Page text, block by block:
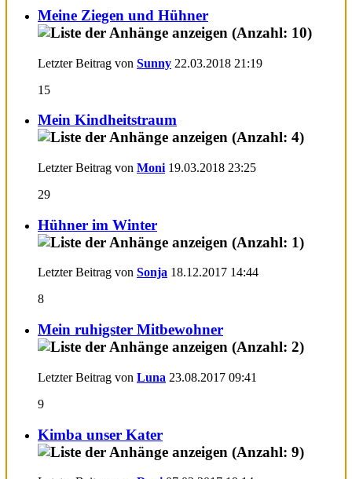
Meine Ziegen und Hühner
Letzter Beitrag von Sunny 22.03.2018 21:19
15
Mein Kindheitstraum
Letzter Beitrag von Moni 19.03.2018 23:25
29
Hühner im Winter
Letzter Beitrag von Sonja 18.12.2017 14:44
8
Mein ruhigster Mitbewohner
Letzter Beitrag von Luna 23.08.2017 09:41
9
Kimba unser Kater